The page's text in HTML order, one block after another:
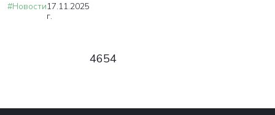
#Новости17.11.2025
г.
4654